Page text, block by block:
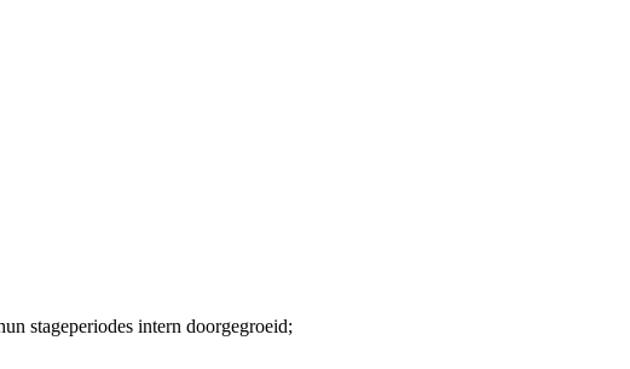
stageperiodes intern doorgegroeid;